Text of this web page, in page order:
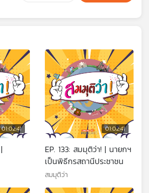
01:02:41 01:02:41
EP. 133: สมมุติว่า! | นายกฯ
เป็นพิธีกรสถานีประชาชน
สมมุติว่า